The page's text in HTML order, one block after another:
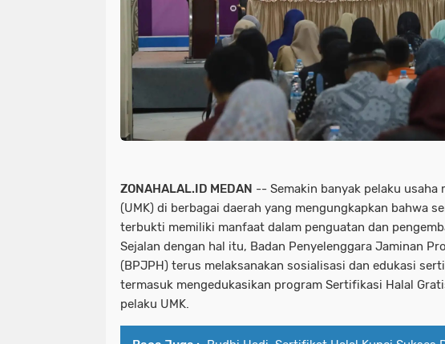
ZONAHALAL.ID MEDAN -- Semakin banyak pelaku usaha
(UMK) di berbagai daerah yang mengungkapkan bahwa
terbukti memiliki manfaat dalam penguatan dan
Sejalan dengan hal itu, Badan Penyelenggara Jaminan
(BPJPH) terus melaksanakan sosialisasi dan edukasi
termasuk mengedukasikan program Sertifikasi Halal
pelaku UMK.